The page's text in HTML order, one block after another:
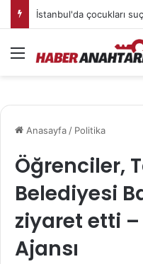
Menü
Anasayfa/ Politika
Öğrenciler,
Belediyesi
ziyaret etti
Ajansı